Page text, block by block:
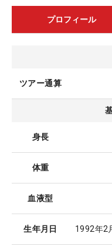
プロフィール
ツアー通算
身長
体重
血液型
生年月日 1992年2